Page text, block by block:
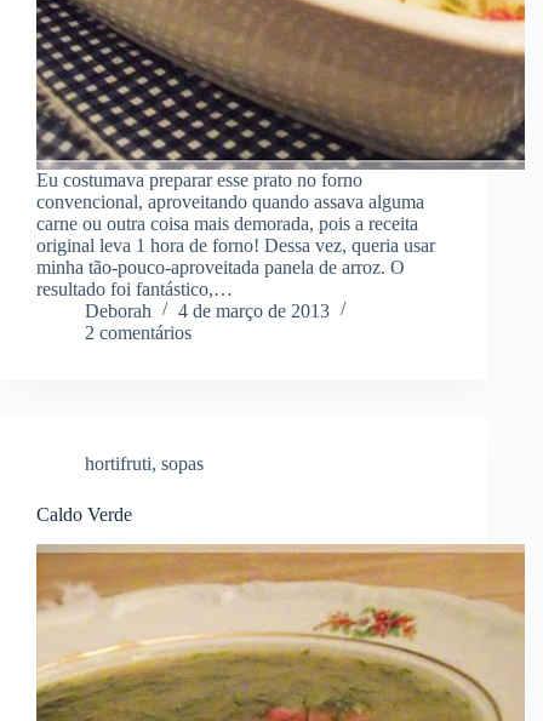
Eu costumava preparar esse prato no forno
convencional, aproveitando quando assava alguma
carne ou outra coisa mais demorada, pois a receita
original leva 1 hora de forno! Dessa vez, queria usar
minha tão-pouco-aproveitada panela de arroz. O
resultado foi fantástico,…
Deborah
4 de março de 2013
2 comentários
hortifruti, sopas
Caldo Verde